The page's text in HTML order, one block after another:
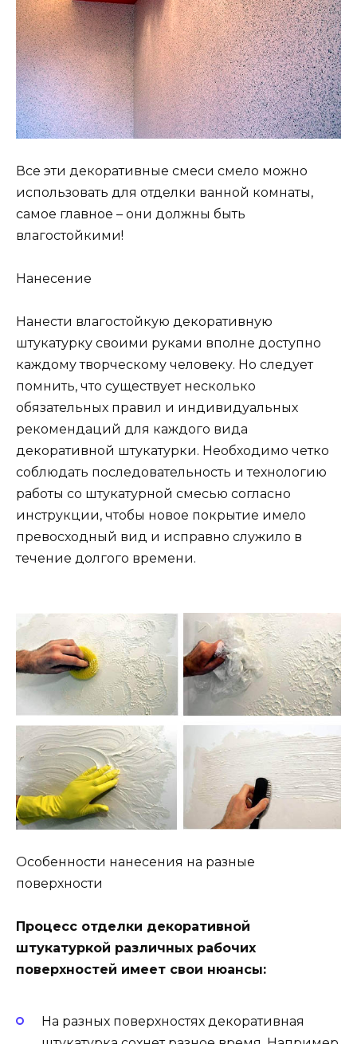
Все эти декоративные смеси смело можно
использовать для отделки ванной комнаты,
самое главное – они должны быть
влагостойкими!
Нанесение
Нанести влагостойкую декоративную
штукатурку своими руками вполне доступно
каждому творческому человеку. Но следует
помнить, что существует несколько
обязательных правил и индивидуальных
рекомендаций для каждого вида
декоративной штукатурки. Необходимо четко
соблюдать последовательность и технологию
работы со штукатурной смесью согласно
инструкции, чтобы новое покрытие имело
превосходный вид и исправно служило в
течение долгого времени.
Особенности нанесения на разные
поверхности
Процесс отделки декоративной
штукатуркой различных рабочих
поверхностей имеет свои нюансы:
На разных поверхностях декоративная